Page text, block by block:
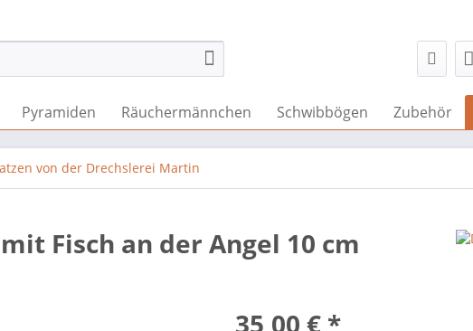
Pyramiden Räuchermännchen Schwibbögen Zubehör
von der Drechslerei Martin
Fisch an der Angel 10 cm
35,00 € *